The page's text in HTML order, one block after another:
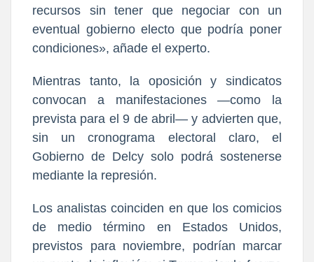
recursos sin tener que negociar con un
eventual gobierno electo que podría poner
condiciones», añade el experto.
Mientras tanto, la oposición y sindicatos
convocan a manifestaciones —como la
prevista para el 9 de abril— y advierten que,
sin un cronograma electoral claro, el
Gobierno de Delcy solo podrá sostenerse
mediante la represión.
Los analistas coinciden en que los comicios
de medio término en Estados Unidos,
previstos para noviembre, podrían marcar